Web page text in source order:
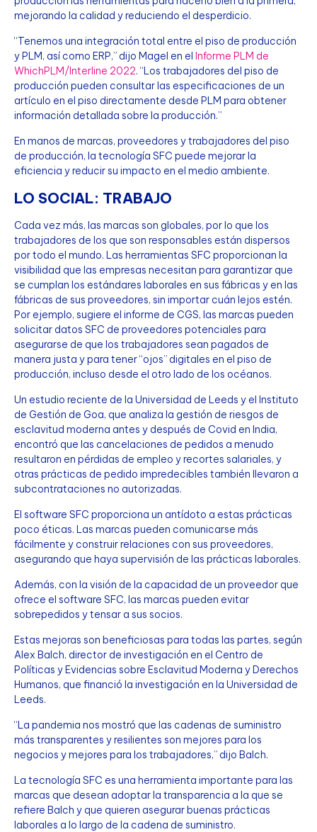
mejorando la calidad y reduciendo el desperdicio.
“Tenemos una integración total entre el piso de producción
y PLM, así como ERP,” dijo Magel en el Informe PLM de
WhichPLM/Interline 2022. “Los trabajadores del piso de
producción pueden consultar las especificaciones de un
artículo en el piso directamente desde PLM para obtener
información detallada sobre la producción.”
En manos de marcas, proveedores y trabajadores del piso
de producción, la tecnología SFC puede mejorar la
eficiencia y reducir su impacto en el medio ambiente.
LO SOCIAL: TRABAJO
Cada vez más, las marcas son globales, por lo que los
trabajadores de los que son responsables están dispersos
por todo el mundo. Las herramientas SFC proporcionan la
visibilidad que las empresas necesitan para garantizar que
se cumplan los estándares laborales en sus fábricas y en las
fábricas de sus proveedores, sin importar cuán lejos estén.
Por ejemplo, sugiere el informe de CGS, las marcas pueden
solicitar datos SFC de proveedores potenciales para
asegurarse de que los trabajadores sean pagados de
manera justa y para tener “ojos” digitales en el piso de
producción, incluso desde el otro lado de los océanos.
Un estudio reciente de la Universidad de Leeds y el Instituto
de Gestión de Goa, que analiza la gestión de riesgos de
esclavitud moderna antes y después de Covid en India,
encontró que las cancelaciones de pedidos a menudo
resultaron en pérdidas de empleo y recortes salariales, y
otras prácticas de pedido impredecibles también llevaron a
subcontrataciones no autorizadas.
El software SFC proporciona un antídoto a estas prácticas
poco éticas. Las marcas pueden comunicarse más
fácilmente y construir relaciones con sus proveedores,
asegurando que haya supervisión de las prácticas laborales.
Además, con la visión de la capacidad de un proveedor que
ofrece el software SFC, las marcas pueden evitar
sobrepedidos y tensar a sus socios.
Estas mejoras son beneficiosas para todas las partes, según
Alex Balch, director de investigación en el Centro de
Políticas y Evidencias sobre Esclavitud Moderna y Derechos
Humanos, que financió la investigación en la Universidad de
Leeds.
“La pandemia nos mostró que las cadenas de suministro
más transparentes y resilientes son mejores para los
negocios y mejores para los trabajadores,” dijo Balch.
La tecnología SFC es una herramienta importante para las
marcas que desean adoptar la transparencia a la que se
refiere Balch y que quieren asegurar buenas prácticas
laborales a lo largo de la cadena de suministro.